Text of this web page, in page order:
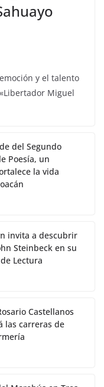
y el talento
Miguel
del Segundo
Poesía, un
la vida
invita a descubrir
Steinbeck en su
Lectura
Castellanos
las carreras de